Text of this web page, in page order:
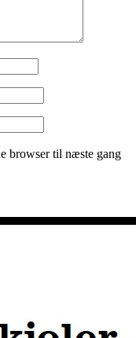
browser til næste gang